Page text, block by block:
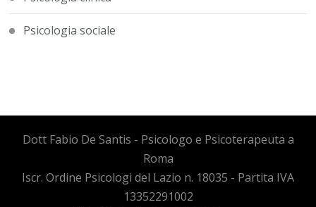
Psicologia sociale
Dott Fabio De Santis - Psicologo e Psicoterapeuta a
Roma
Iscr. Ordine Psicologi del Lazio n. 18035 - Partita IVA
13352291002